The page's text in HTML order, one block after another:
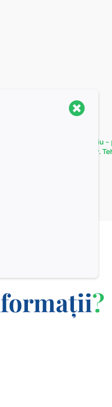
Rezultate probă interviu
Serviciul Administrativ.
?